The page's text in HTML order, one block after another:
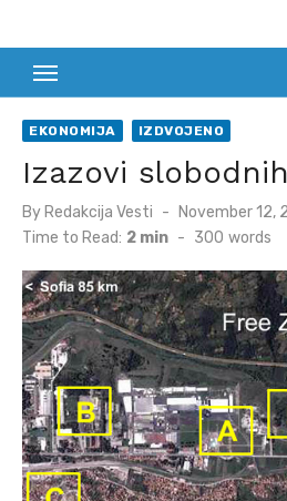
EKONOMIJA IZDVOJENO
Izazovi
By Redakcija Vesti
Posted
November 12,
Time to Read: 2 min - 300 words